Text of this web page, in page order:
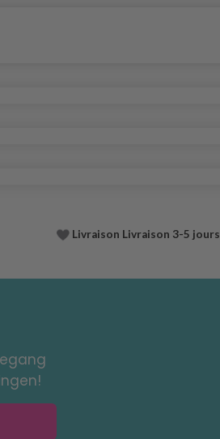
Livraison Livraison 3-5 jours